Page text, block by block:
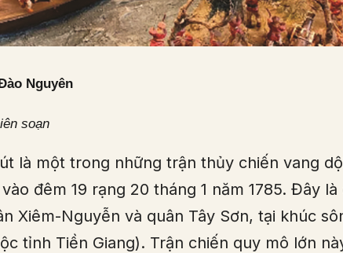
Nguyên
soạn
là một trong những trận thủy chiến vang
đêm 19 rạng 20 tháng 1 năm 1785. Đây
Xiêm-Nguyễn và quân Tây Sơn, tại khúc
tỉnh Tiền Giang). Trận chiến quy mô lớn